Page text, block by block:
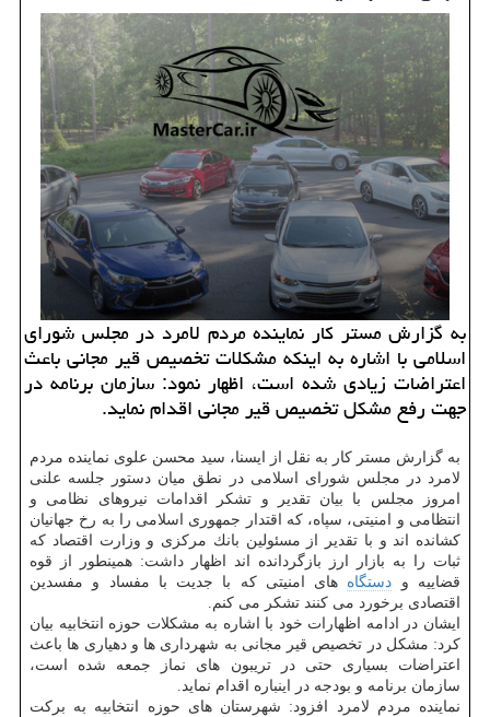
به گزارش مستر كار نماینده مردم لامرد در مجلس شورای
اسلامی با اشاره به اینكه مشكلات تخصیص قیر مجانی باعث
اعتراضات زیادی شده است، اظهار نمود: سازمان برنامه در
جهت رفع مشكل تخصیص قیر مجانی اقدام نماید.
به گزارش مستر كار به نقل از ایسنا، سید محسن علوی نماینده مردم
لامرد در مجلس شورای اسلامی در نطق میان دستور جلسه علنی
امروز مجلس با بیان تقدیر و تشكر اقدامات نیروهای نظامی و
انتظامی و امنیتی، سپاه، كه اقتدار جمهوری اسلامی را به رخ جهانیان
كشانده اند و با تقدیر از مسئولین بانك مركزی و وزارت اقتصاد كه
ثبات را به بازار ارز بازگردانده اند اظهار داشت: همینطور از قوه
قضاییه و دستگاه های امنیتی كه با جدیت با مفساد و مفسدین
اقتصادی برخورد می كنند تشكر می كنم.
ایشان در ادامه اظهارات خود با اشاره به مشكلات حوزه انتخابیه بیان
كرد: مشكل در تخصیص قیر مجانی به شهرداری ها و دهیاری ها باعث
اعتراضات بسیاری حتی در تریبون های نماز جمعه شده است،
سازمان برنامه و بودجه در اینباره اقدام نماید.
نماینده مردم لامرد افزود: شهرستان های حوزه انتخابیه به بركت